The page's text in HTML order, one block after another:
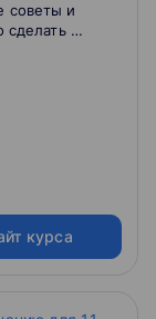
и
и
и
курса